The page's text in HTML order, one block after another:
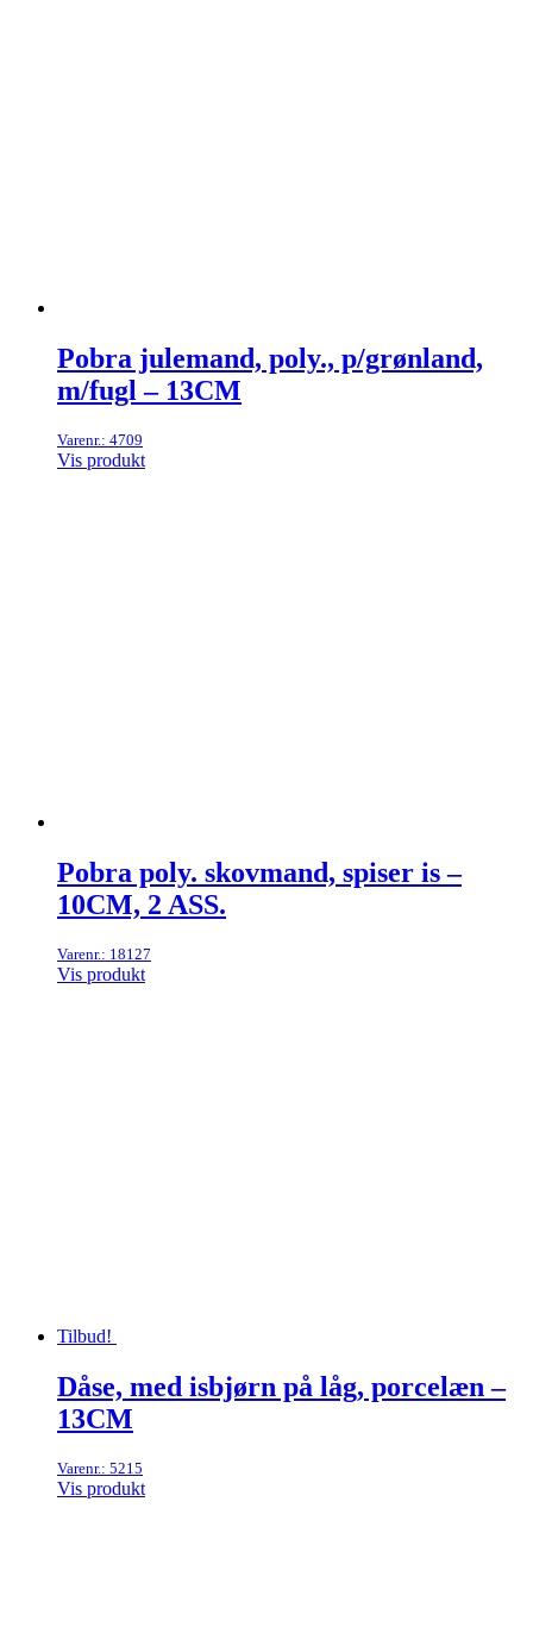
Pobra julemand, poly., p/grønland,
m/fugl – 13CM
Varenr.: 4709
Vis produkt
Pobra poly. skovmand, spiser is –
10CM, 2 ASS.
Varenr.: 18127
Vis produkt
Tilbud!
Dåse, med isbjørn på låg, porcelæn –
13CM
Varenr.: 5215
Vis produkt